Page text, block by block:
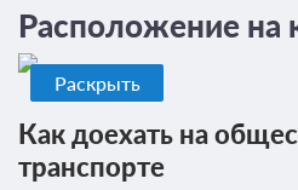
Расположение на
Раскрыть
Как доехать на
транспорте